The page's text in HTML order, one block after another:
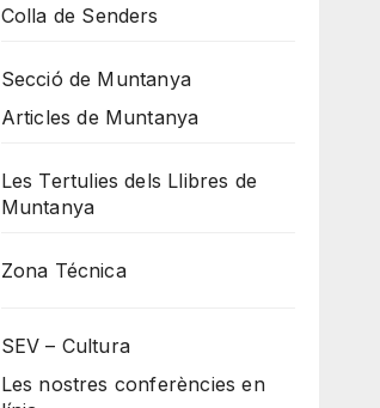
Colla de Senders
Secció de Muntanya
Articles de Muntanya
Les Tertulies dels Llibres de
Muntanya
Zona Técnica
SEV – Cultura
Les nostres conferències en